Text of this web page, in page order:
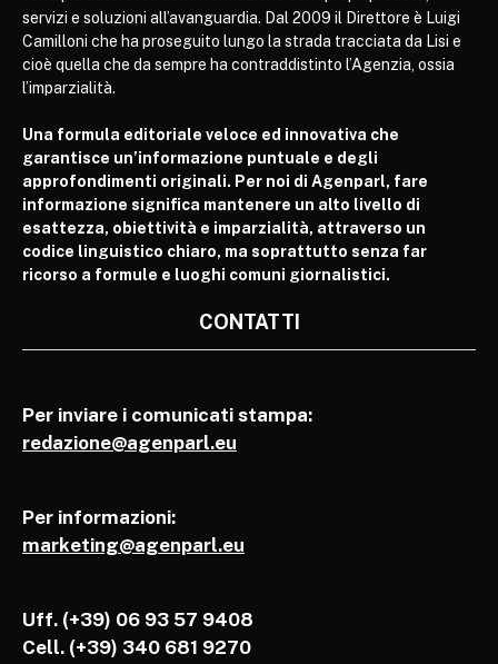
servizi e soluzioni all’avanguardia. Dal 2009 il Direttore è Luigi
Camilloni che ha proseguito lungo la strada tracciata da Lisi e
cioè quella che da sempre ha contraddistinto l’Agenzia, ossia
l’imparzialità.
Una formula editoriale veloce ed innovativa che
garantisce un’informazione puntuale e degli
approfondimenti originali. Per noi di Agenparl, fare
informazione significa mantenere un alto livello di
esattezza, obiettività e imparzialità, attraverso un
codice linguistico chiaro, ma soprattutto senza far
ricorso a formule e luoghi comuni giornalistici.
CONTATTI
Per inviare i comunicati stampa:
redazione@agenparl.eu
Per informazioni:
marketing@agenparl.eu
Uff. (+39) 06 93 57 9408
Cell. (+39) 340 681 9270